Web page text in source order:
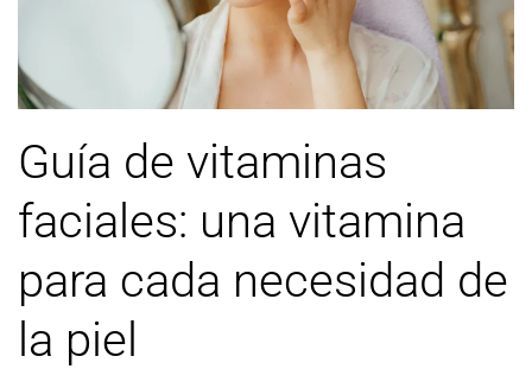
Guía de vitaminas
faciales: una vitamina
para cada necesidad de
la piel